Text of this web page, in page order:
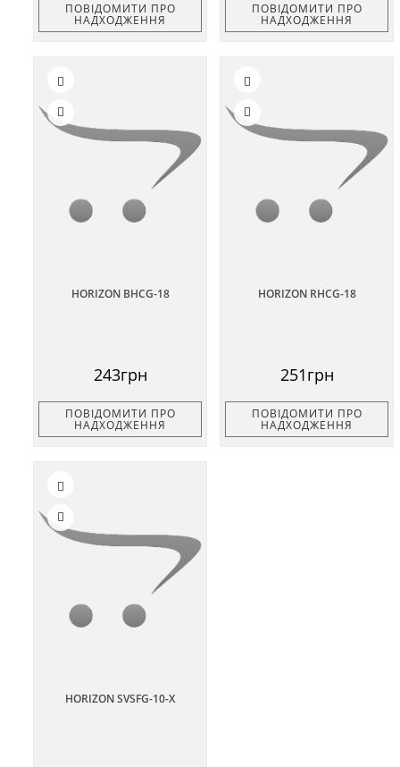
ПОВІДОМИТИ ПРО
НАДХОДЖЕННЯ
ПОВІДОМИТИ ПРО
НАДХОДЖЕННЯ
HORIZON BHCG-18
243грн
ПОВІДОМИТИ ПРО
НАДХОДЖЕННЯ
HORIZON RHCG-18
251грн
ПОВІДОМИТИ ПРО
НАДХОДЖЕННЯ
HORIZON SVSFG-10-X